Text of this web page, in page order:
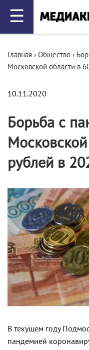
☰
Главная › Общество ›
Московской области в
10.11.2020
Борьба с
рублей в
В текущем году
пандемией